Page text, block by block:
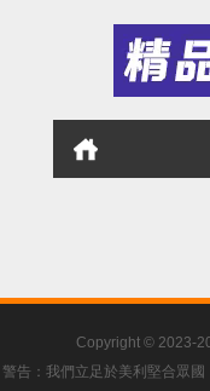
Copyright © 2023-
警告：我們立足於美利堅合眾